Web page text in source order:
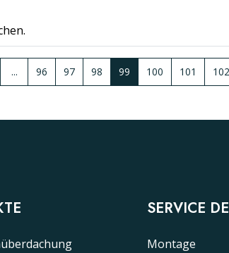
... 96 97 98 99 100 101 102
SERVICE DE
Montage